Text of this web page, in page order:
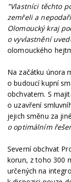
"Vlastníci těchto
zemřeli a
Olomoucký kraj
o vyvlastnění
olomouckého
Na začátku února
o budoucí kupní
obchvatem. S
o uzavření
jejich směnu za
o optimálním
Severní obchvat
korun, z toho 300
určených na